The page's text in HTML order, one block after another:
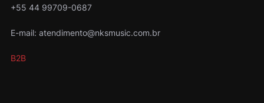
+55 44 99709-0687
E-mail: atendimento@nksmusic.com.br
B2B